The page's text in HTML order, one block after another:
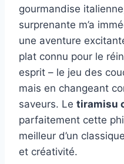
gourmandise
surprenante m’a
une aventure
plat connu pour le
esprit – le jeu des
mais en changeant
saveurs. Le tiramisu
parfaitement cette
meilleur d’un
et créativité.